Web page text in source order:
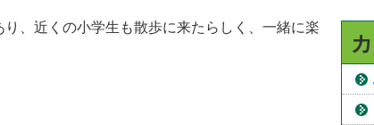
、近くの小学生も散歩に来たらしく、一緒に楽